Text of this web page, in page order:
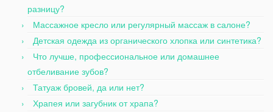
разницу?
Массажное кресло или регулярный массаж в салоне?
Детская одежда из органического хлопка или синтетика?
Что лучше, профессиональное или домашнее
отбеливание зубов?
Татуаж бровей, да или нет?
Храпея или загубник от храпа?